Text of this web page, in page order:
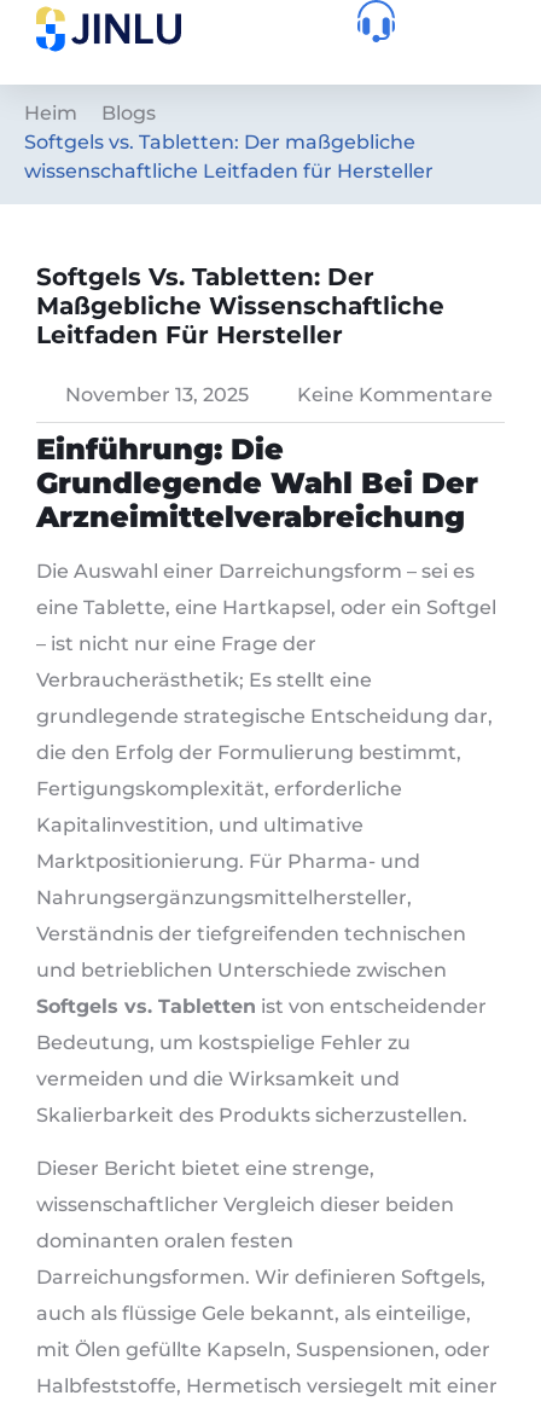
Heim
Blogs
Softgels vs. Tabletten: Der maßgebliche
wissenschaftliche Leitfaden für Hersteller
Softgels Vs. Tabletten: Der
Maßgebliche Wissenschaftliche
Leitfaden Für Hersteller
November 13, 2025 Keine Kommentare
Einführung: Die
Grundlegende Wahl Bei Der
Arzneimittelverabreichung
Die Auswahl einer Darreichungsform – sei es
eine Tablette, eine Hartkapsel, oder ein Softgel
– ist nicht nur eine Frage der
Verbraucherästhetik; Es stellt eine
grundlegende strategische Entscheidung dar,
die den Erfolg der Formulierung bestimmt,
Fertigungskomplexität, erforderliche
Kapitalinvestition, und ultimative
Marktpositionierung. Für Pharma- und
Nahrungsergänzungsmittelhersteller,
Verständnis der tiefgreifenden technischen
und betrieblichen Unterschiede zwischen
Softgels vs. Tabletten ist von entscheidender
Bedeutung, um kostspielige Fehler zu
vermeiden und die Wirksamkeit und
Skalierbarkeit des Produkts sicherzustellen.
Dieser Bericht bietet eine strenge,
wissenschaftlicher Vergleich dieser beiden
dominanten oralen festen
Darreichungsformen. Wir definieren Softgels,
auch als flüssige Gele bekannt, als einteilige,
mit Ölen gefüllte Kapseln, Suspensionen, oder
Halbfeststoffe, Hermetisch versiegelt mit einer